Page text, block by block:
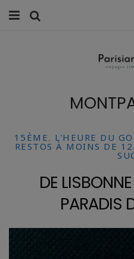
15ÈME, L'HEURE DU
RESTOS À MOINS DE
DE
PARADIS